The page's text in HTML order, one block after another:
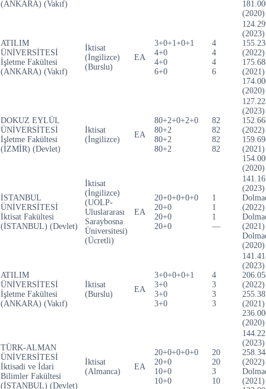
(ANKARA) (Vakıf)
(2020)
ATILIM
ÜNİVERSİTESİ
İşletme Fakültesi
(ANKARA) (Vakıf)
İktisat
(İngilizce)
(Burslu)
EA
3+0+1+0+1
4+0
4+0
6+0
4
4
4
6
(2023)
(2022)
(2021)
(2020)
DOKUZ EYLÜL
ÜNİVERSİTESİ
İşletme Fakültesi
(İZMİR) (Devlet)
İktisat
(İngilizce)
EA
80+2+0+2+0
80+2
80+2
80+2
82
82
82
82
(2023)
(2022)
(2021)
(2020)
İSTANBUL
ÜNİVERSİTESİ
İktisat Fakültesi
(İSTANBUL) (Devlet)
İktisat
(İngilizce)
(UOLP-
Uluslararası
Saraybosna
Üniversitesi)
(Ücretli)
EA
20+0+0+0+0
20+0
20+0
20+0
1
1
1
—
(2023)
(2022)
(2021)
(2020)
ATILIM
ÜNİVERSİTESİ
İşletme Fakültesi
(ANKARA) (Vakıf)
İktisat
(Burslu)
EA
3+0+0+0+1
3+0
3+0
3+0
4
3
3
3
(2023)
(2022)
(2021)
(2020)
TÜRK-ALMAN
ÜNİVERSİTESİ
İktisadi ve İdari
Bilimler Fakültesi
(İSTANBUL) (Devlet)
İktisat
(Almanca)
EA
20+0+0+0+0
20+0
10+0
10+0
20
20
3
10
(2023)
(2022)
(2021)